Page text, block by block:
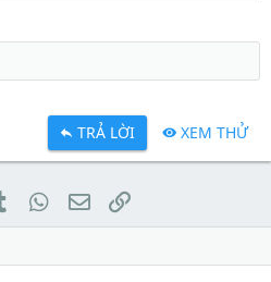
TRẢ LỜI XEM THỬ
Tumblr WhatsApp
EmailLink